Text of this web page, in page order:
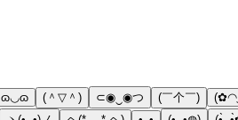
ɷ◡ɷ (＾▽＾) ⊂◉‿◉つ (￣个￣)